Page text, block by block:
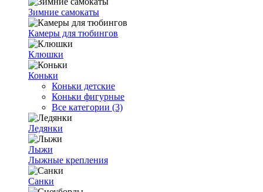
Зимние самокаты
Камеры для тюбингов
Клюшки
Коньки
Коньки детские
Коньки фигурные
Все категории (3)
Ледянки
Лыжи
Лыжные крепления
Санки